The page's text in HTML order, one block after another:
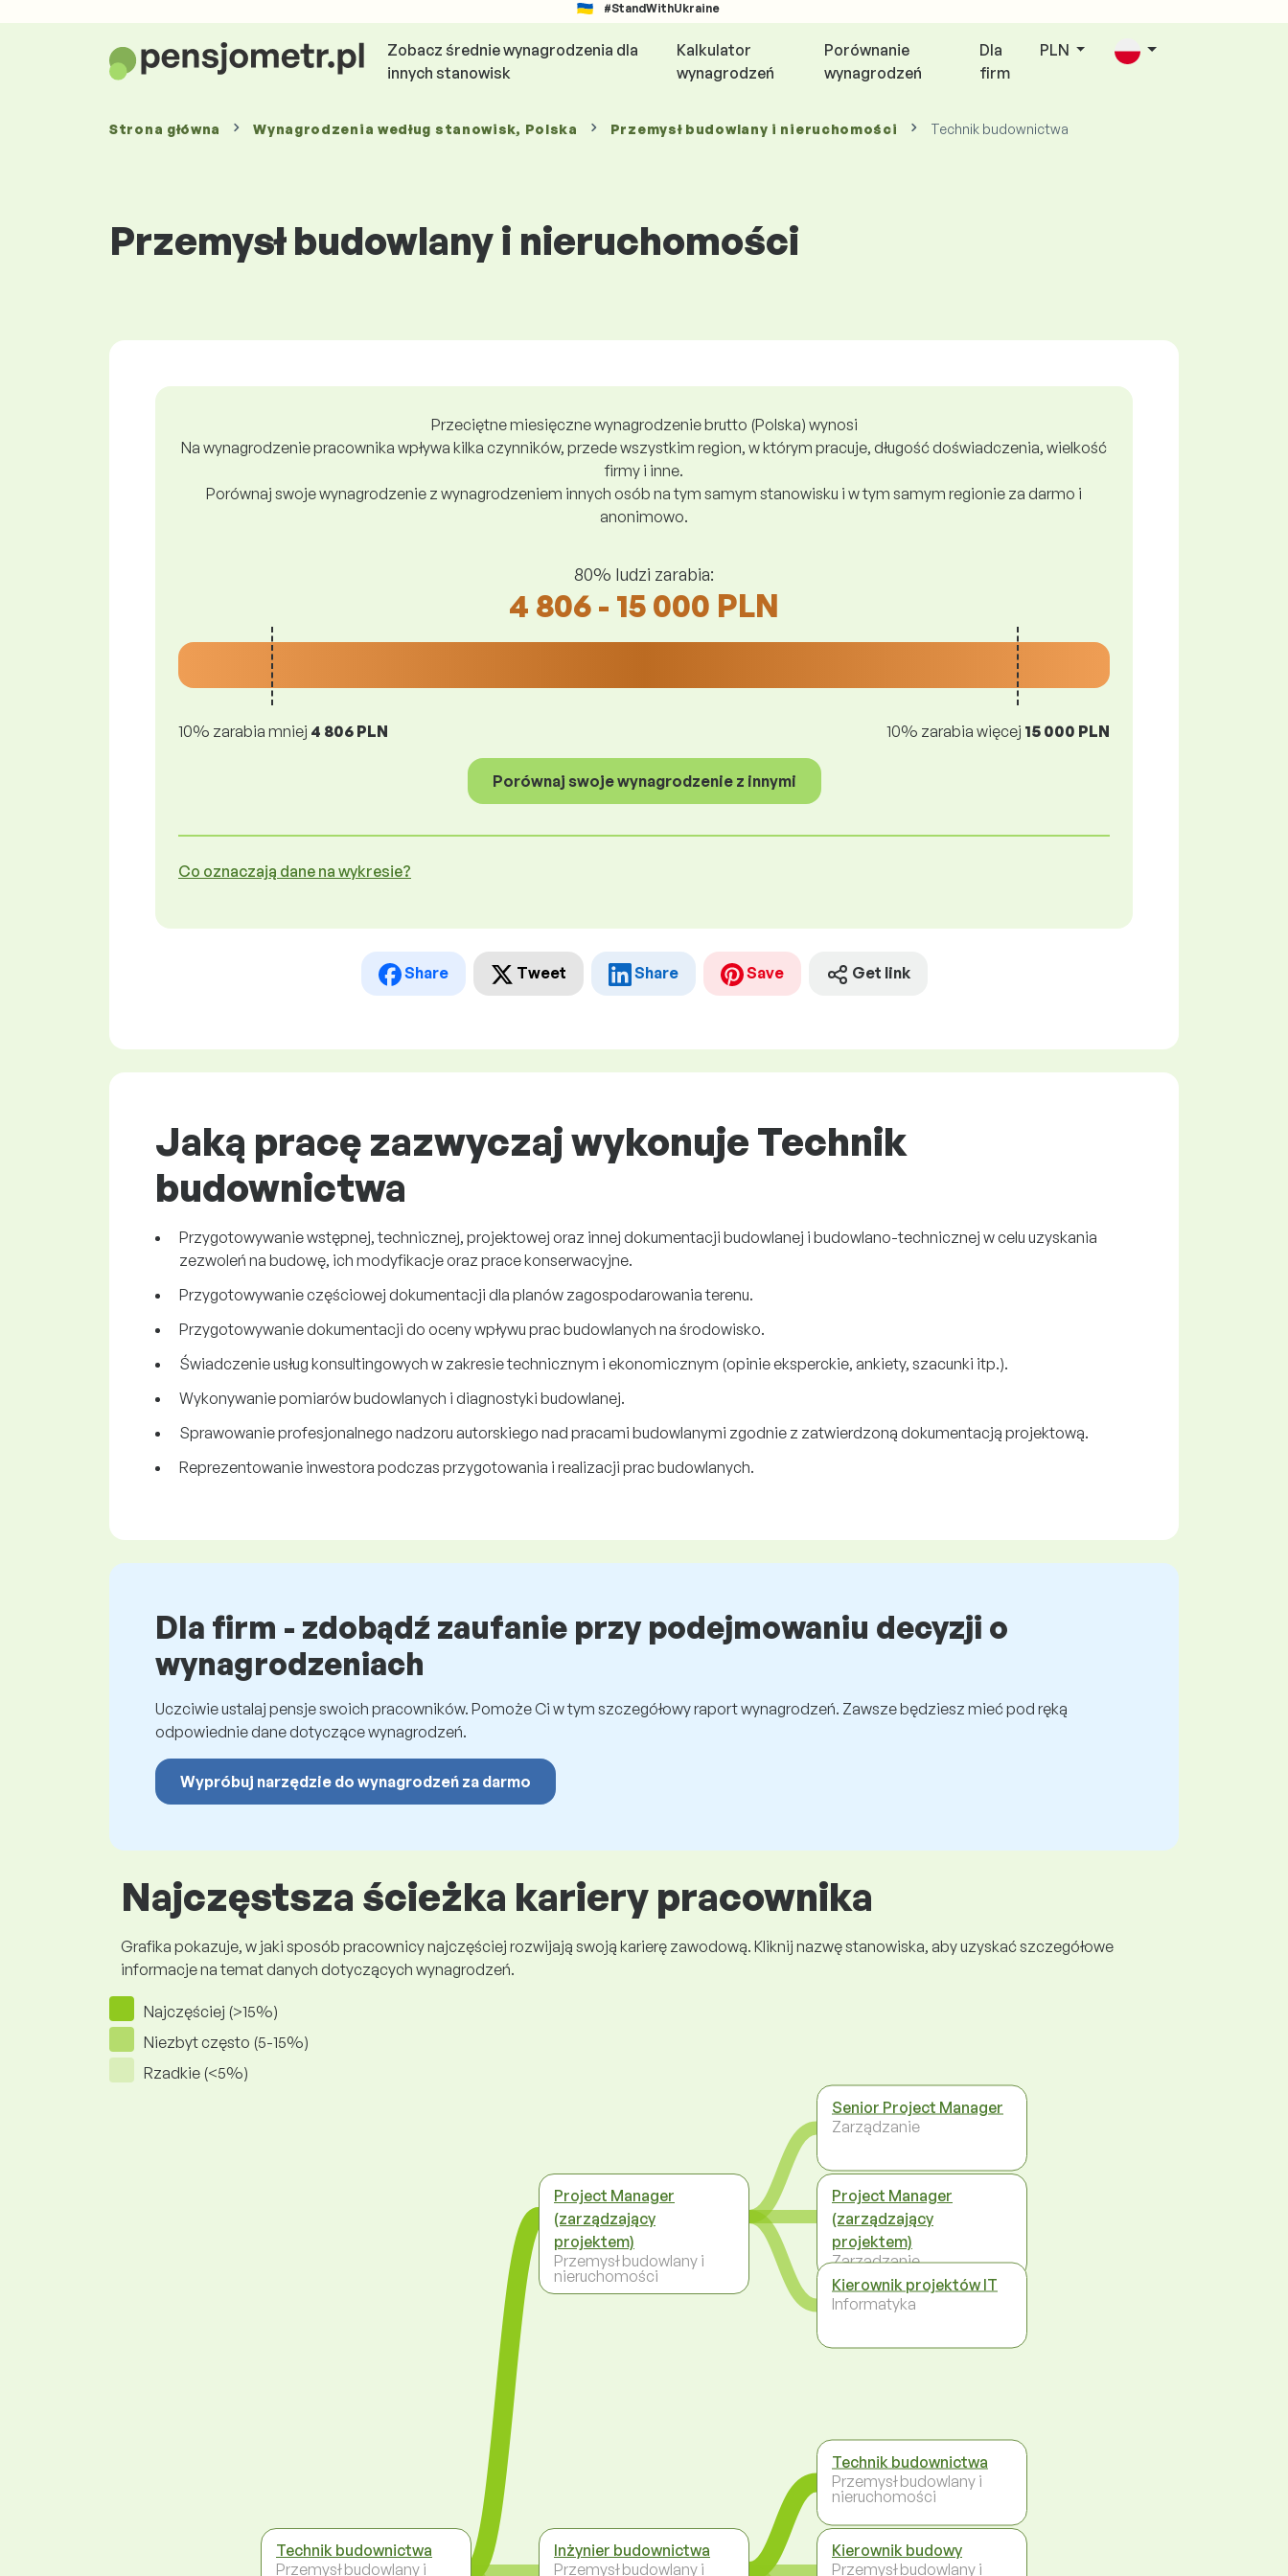
#StandWithUkraine
Zobacz średnie wynagrodzenia dla
innych stanowisk
Kalkulator
wynagrodzeń
Porównanie
wynagrodzeń
Dla
firm
PLN
Strona główna Wynagrodzenia według stanowisk, Polska Przemysł budowlany i nieruchomości Technik budownictwa
Przemysł budowlany i nieruchomości
Przeciętne miesięczne wynagrodzenie brutto (Polska) wynosi
Na wynagrodzenie pracownika wpływa kilka czynników, przede wszystkim region, w którym pracuje, długość doświadczenia, wielkość
firmy i inne.
Porównaj swoje wynagrodzenie z wynagrodzeniem innych osób na tym samym stanowisku i w tym samym regionie za darmo i
anonimowo.
80% ludzi zarabia:
4 806 - 15 000 PLN
10% zarabia mniej 4 806 PLN 10% zarabia więcej 15 000 PLN
Porównaj swoje wynagrodzenie z innymi
Co oznaczają dane na wykresie?
Share Tweet Share Save Get link
Jaką pracę zazwyczaj wykonuje Technik
budownictwa
Przygotowywanie wstępnej, technicznej, projektowej oraz innej dokumentacji budowlanej i budowlano-technicznej w celu uzyskania
zezwoleń na budowę, ich modyfikacje oraz prace konserwacyjne.
Przygotowywanie częściowej dokumentacji dla planów zagospodarowania terenu.
Przygotowywanie dokumentacji do oceny wpływu prac budowlanych na środowisko.
Świadczenie usług konsultingowych w zakresie technicznym i ekonomicznym (opinie eksperckie, ankiety, szacunki itp.).
Wykonywanie pomiarów budowlanych i diagnostyki budowlanej.
Sprawowanie profesjonalnego nadzoru autorskiego nad pracami budowlanymi zgodnie z zatwierdzoną dokumentacją projektową.
Reprezentowanie inwestora podczas przygotowania i realizacji prac budowlanych.
Dla firm - zdobądź zaufanie przy podejmowaniu decyzji o
wynagrodzeniach
Uczciwie ustalaj pensje swoich pracowników. Pomoże Ci w tym szczegółowy raport wynagrodzeń. Zawsze będziesz mieć pod ręką
odpowiednie dane dotyczące wynagrodzeń.
Wypróbuj narzędzie do wynagrodzeń za darmo
Najczęstsza ścieżka kariery pracownika
Grafika pokazuje, w jaki sposób pracownicy najczęściej rozwijają swoją karierę zawodową. Kliknij nazwę stanowiska, aby uzyskać szczegółowe
informacje na temat danych dotyczących wynagrodzeń.
Najczęściej (>15%)
Niezbyt często (5-15%)
Rzadkie (<5%)
Technik budownictwa
Przemysł budowlany i
Project Manager
(zarządzający
projektem)
Przemysł budowlany i
nieruchomości
Inżynier budownictwa
Przemysł budowlany i
Senior Project Manager
Zarządzanie
Project Manager
(zarządzający
projektem)
Zarządzanie
Kierownik projektów IT
Informatyka
Technik budownictwa
Przemysł budowlany i
nieruchomości
Kierownik budowy
Przemysł budowlany i